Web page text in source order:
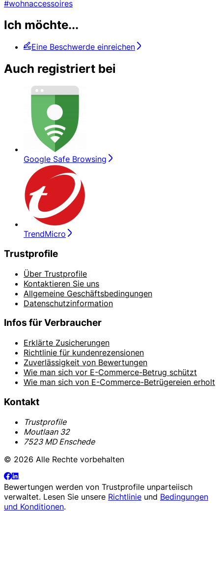
#wohnaccessoires
Ich möchte...
Eine Beschwerde einreichen
Auch registriert bei
Google Safe Browsing
TrendMicro
Trustprofile
Über Trustprofile
Kontaktieren Sie uns
Allgemeine Geschäftsbedingungen
Datenschutzinformation
Infos für Verbraucher
Erklärte Zusicherungen
Richtlinie für kundenrezensionen
Zuverlässigkeit von Bewertungen
Wie man sich vor E-Commerce-Betrug schützt
Wie man sich von E-Commerce-Betrügereien erholt
Kontakt
Trustprofile
Moutlaan 32
7523 MD Enschede
© 2026 Alle Rechte vorbehalten
Bewertungen werden von Trustprofile unparteiisch
verwaltet. Lesen Sie unsere Richtlinie und Bedingungen
und Konditionen.